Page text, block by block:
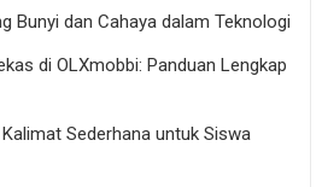
Bunyi dan Cahaya dalam Teknologi
di OLXmobbi: Panduan Lengkap
Sederhana untuk Siswa